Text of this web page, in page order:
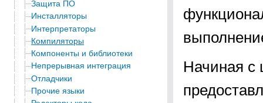
Защита ПО
Инсталляторы
Интерпретаторы
Компиляторы
Компоненты и библиотеки
Непрерывная интеграция
Отладчики
Прочие языки
Начиная с